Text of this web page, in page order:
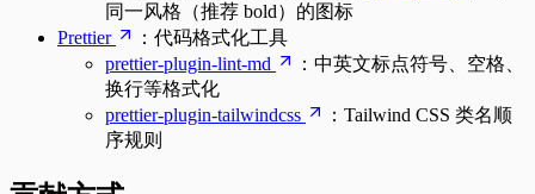
同一风格（推荐 bold）的图标
Prettier
：代码格式化工具
prettier-plugin-lint-md
：中英文标点符号、空格、
换行等格式化
prettier-plugin-tailwindcss
：Tailwind CSS 类名顺
序规则